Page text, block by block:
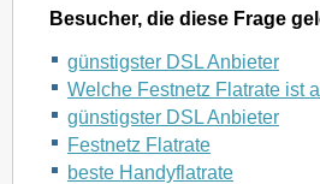
Besucher, die diese Frage
günstigster DSL Anbieter
Welche Festnetz Flatrate ist
günstigster DSL Anbieter
Festnetz Flatrate
beste Handyflatrate